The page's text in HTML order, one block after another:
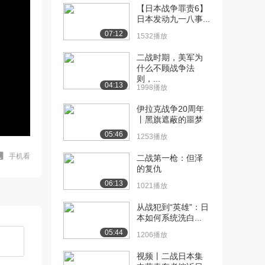
手机看
07:12
【日本战争罪责6】
日本发动九一八事...
1532播放
04:13
二战时期，美军为
什么不顾战争法
则，...
1998播放
05:46
伊拉克战争20周年
丨黑旗遮蔽的噩梦
1253播放
06:13
二战第一枪：但泽
的复仇
1021播放
05:44
从战犯到“英雄”：日
本如何系统洗白...
1206播放
视频丨二战日本集